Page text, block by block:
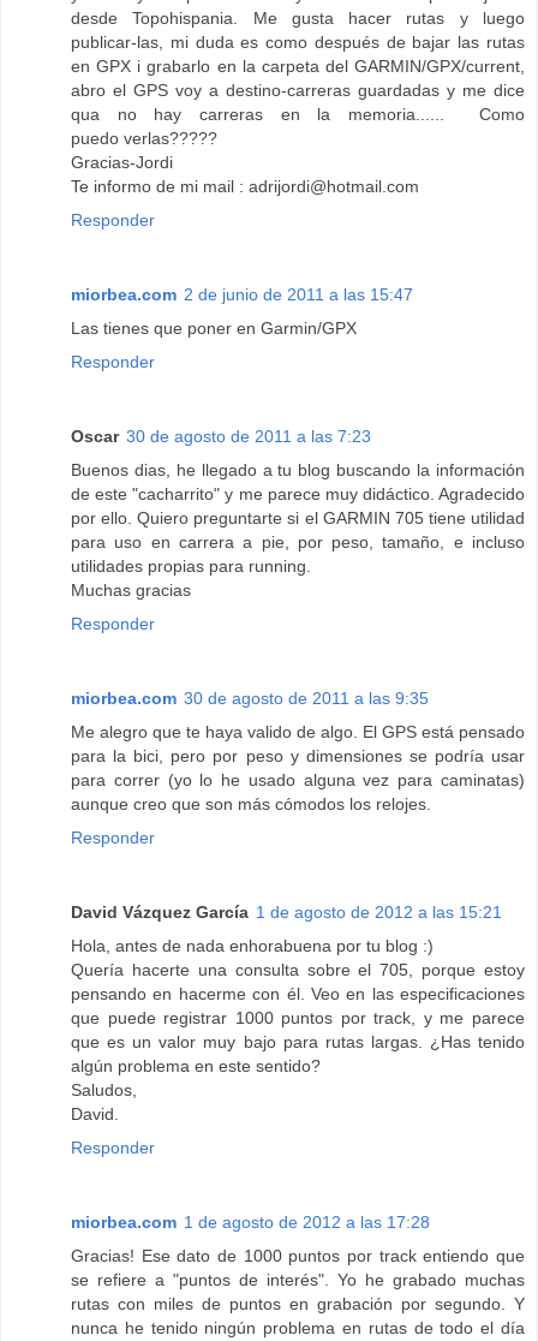
desde Topohispania. Me gusta hacer rutas y luego
publicar-las, mi duda es como después de bajar las rutas
en GPX i grabarlo en la carpeta del GARMIN/GPX/current,
abro el GPS voy a destino-carreras guardadas y me dice
qua no hay carreras en la memoria...... Como
puedo verlas?????
Gracias-Jordi
Te informo de mi mail : adrijordi@hotmail.com
Responder
miorbea.com 2 de junio de 2011 a las 15:47
Las tienes que poner en Garmin/GPX
Responder
Oscar 30 de agosto de 2011 a las 7:23
Buenos dias, he llegado a tu blog buscando la información
de este "cacharrito" y me parece muy didáctico. Agradecido
por ello. Quiero preguntarte si el GARMIN 705 tiene utilidad
para uso en carrera a pie, por peso, tamaño, e incluso
utilidades propias para running.
Muchas gracias
Responder
miorbea.com 30 de agosto de 2011 a las 9:35
Me alegro que te haya valido de algo. El GPS está pensado
para la bici, pero por peso y dimensiones se podría usar
para correr (yo lo he usado alguna vez para caminatas)
aunque creo que son más cómodos los relojes.
Responder
David Vázquez García 1 de agosto de 2012 a las 15:21
Hola, antes de nada enhorabuena por tu blog :)
Quería hacerte una consulta sobre el 705, porque estoy
pensando en hacerme con él. Veo en las especificaciones
que puede registrar 1000 puntos por track, y me parece
que es un valor muy bajo para rutas largas. ¿Has tenido
algún problema en este sentido?
Saludos,
David.
Responder
miorbea.com 1 de agosto de 2012 a las 17:28
Gracias! Ese dato de 1000 puntos por track entiendo que
se refiere a "puntos de interés". Yo he grabado muchas
rutas con miles de puntos en grabación por segundo. Y
nunca he tenido ningún problema en rutas de todo el día